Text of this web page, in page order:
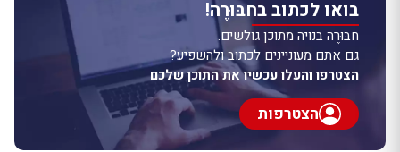
בואו לכתוב בחבּוּרֶה!
חבּוּרֶה בנויה מתוכן גולשים.
גם אתם מעוניינים לכתוב ולהשפיע?
הצטרפו והעלו עכשיו את התוכן שלכם
הצטרפות